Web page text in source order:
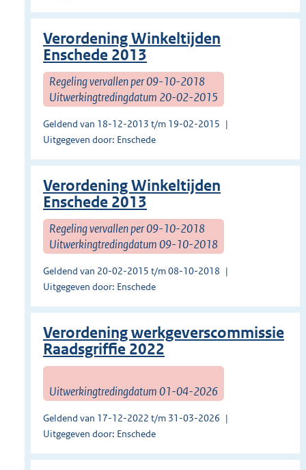
Verordening Winkeltijden
Enschede 2013
Regeling vervallen per 09-10-2018
Uitwerkingtredingdatum 20-02-2015
Geldend van 18-12-2013 t/m 19-02-2015
Uitgegeven door: Enschede
Verordening Winkeltijden
Enschede 2013
Regeling vervallen per 09-10-2018
Uitwerkingtredingdatum 09-10-2018
Geldend van 20-02-2015 t/m 08-10-2018
Uitgegeven door: Enschede
Verordening werkgeverscommissie
Raadsgriffie 2022
Uitwerkingtredingdatum 01-04-2026
Geldend van 17-12-2022 t/m 31-03-2026
Uitgegeven door: Enschede